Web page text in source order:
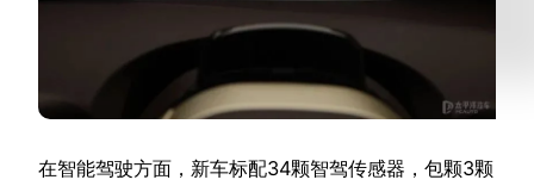
在智能驾驶方面，新车标配34颗智驾传感器，包颗3颗